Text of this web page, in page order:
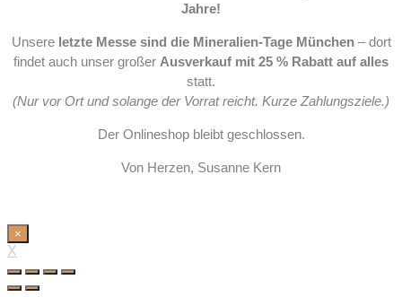
Jahre!
Unsere letzte Messe sind die Mineralien-Tage München– dort
findet auch unser großer Ausverkauf mit 25 % Rabatt auf alles
statt.
(Nur vor Ort und solange der Vorrat reicht. Kurze Zahlungsziele.)
Der Onlineshop bleibt geschlossen.
Von Herzen, Susanne Kern
×
X